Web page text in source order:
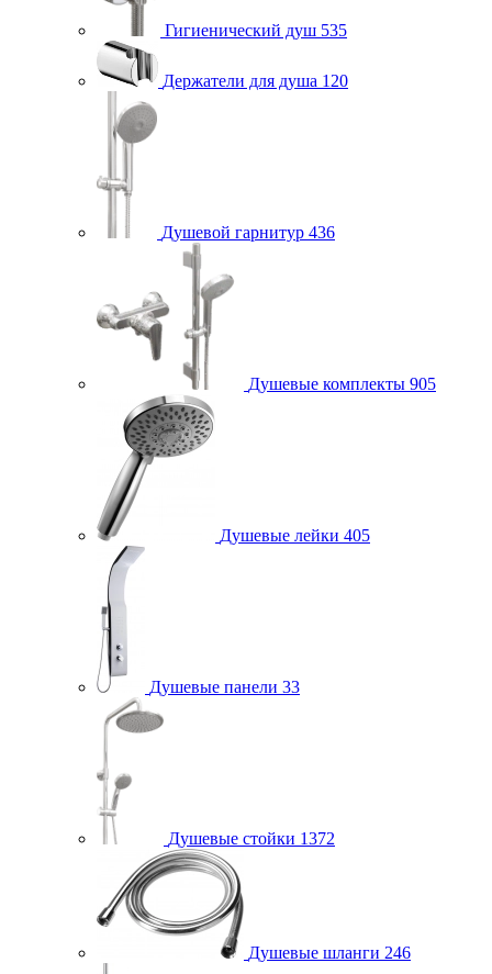
Гигиенический душ 535
Держатели для душа 120
Душевой гарнитур 436
Душевые комплекты 905
Душевые лейки 405
Душевые панели 33
Душевые стойки 1372
Душевые шланги 246